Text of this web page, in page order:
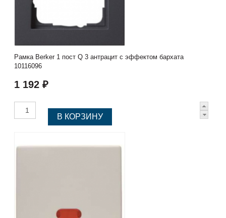
Рамка Berker 1 пост Q 3 антрацит с эффектом бархата
10116096
1 192 ₽